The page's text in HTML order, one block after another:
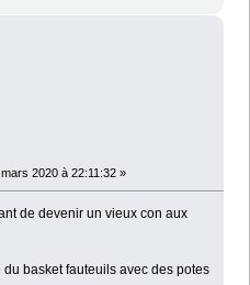
mars 2020 à 22:11:32 »
de devenir un vieux con aux
basket fauteuils avec des potes